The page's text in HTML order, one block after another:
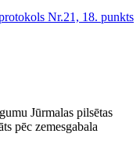
Nr.21, 18. punkts
Jūrmalas pilsētas
pēc zemesgabala